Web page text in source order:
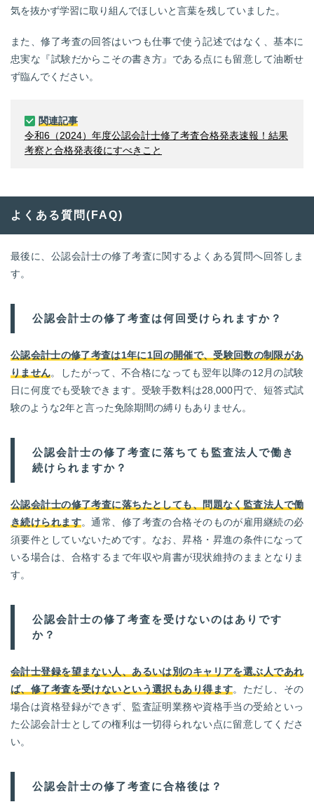
気を抜かず学習に取り組んでほしいと言葉を残していました。
また、修了考査の回答はいつも仕事で使う記述ではなく、基本に
忠実な『試験だからこその書き方』である点にも留意して油断せ
ず臨んでください。
関連記事
令和6（2024）年度公認会計士修了考査合格発表速報！結果
考察と合格発表後にすべきこと
よくある質問(FAQ)
最後に、公認会計士の修了考査に関するよくある質問へ回答しま
す。
公認会計士の修了考査は何回受けられますか？
公認会計士の修了考査は1年に1回の開催で、受験回数の制限があ
りません。したがって、不合格になっても翌年以降の12月の試験
日に何度でも受験できます。受験手数料は28,000円で、短答式試
験のような2年と言った免除期間の縛りもありません。
公認会計士の修了考査に落ちても監査法人で働き
続けられますか？
公認会計士の修了考査に落ちたとしても、問題なく監査法人で働
き続けられます。通常、修了考査の合格そのものが雇用継続の必
須要件としていないためです。なお、昇格・昇進の条件になって
いる場合は、合格するまで年収や肩書が現状維持のままとなりま
す。
公認会計士の修了考査を受けないのはありです
か？
会計士登録を望まない人、あるいは別のキャリアを選ぶ人であれ
ば、修了考査を受けないという選択もあり得ます。ただし、その
場合は資格登録ができず、監査証明業務や資格手当の受給といっ
た公認会計士としての権利は一切得られない点に留意してくださ
い。
公認会計士の修了考査に合格後は？